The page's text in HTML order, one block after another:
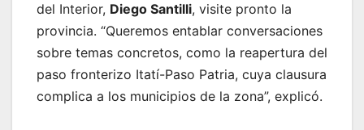
del Interior, Diego Santilli, visite pronto la
provincia. “Queremos entablar conversaciones
sobre temas concretos, como la reapertura del
paso fronterizo Itatí-Paso Patria, cuya clausura
complica a los municipios de la zona”, explicó.